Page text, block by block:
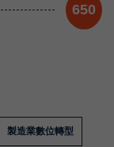
650
製造業數位轉型